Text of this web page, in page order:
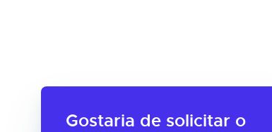
Gostaria de solicitar o